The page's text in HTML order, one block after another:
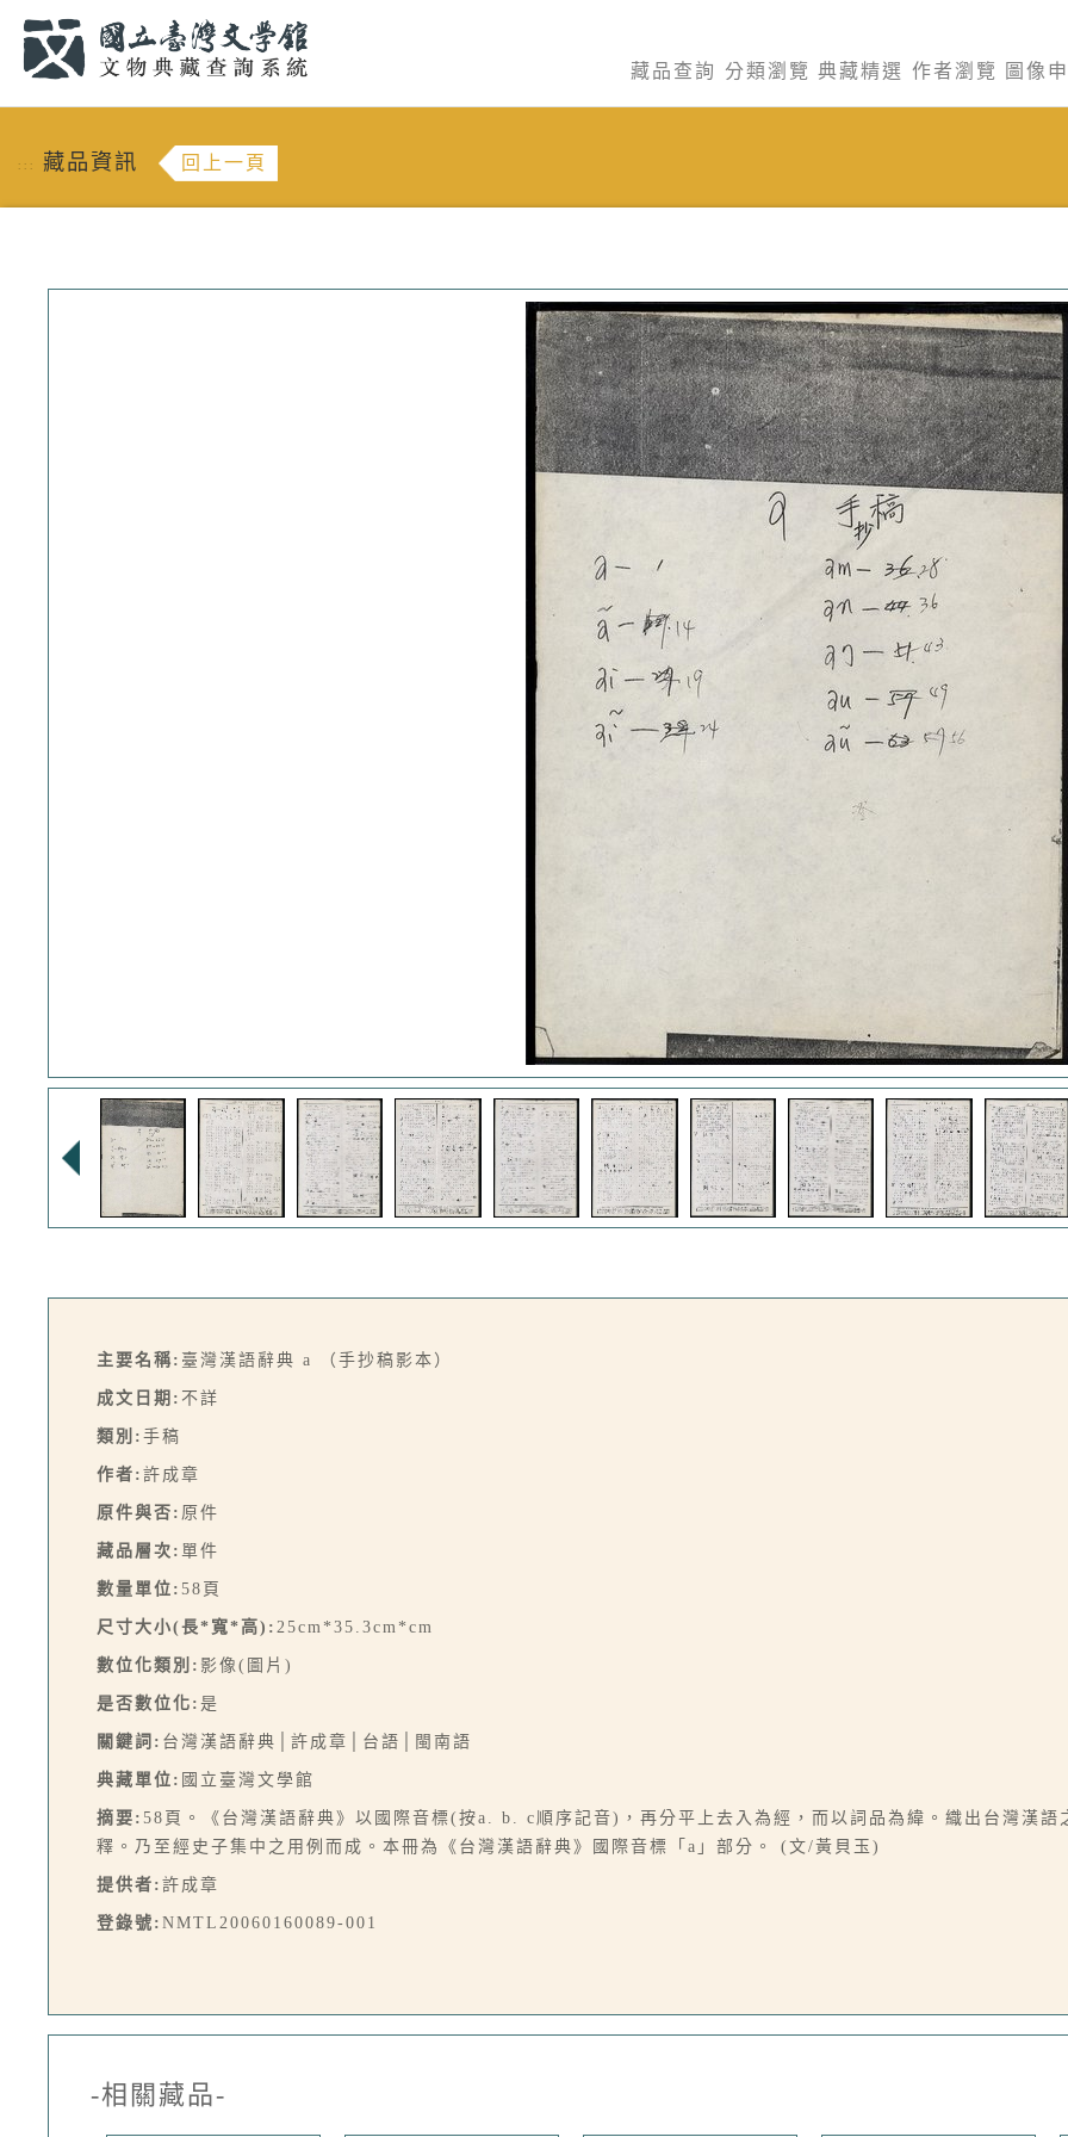
藏品查詢 分類瀏覽 典藏精選 作者瀏覽 圖像
::: 藏品資訊 回上一頁
主要名稱: 臺灣漢語辭典 a （手抄稿影本）
成文日期: 不詳
類別: 手稿
作者: 許成章
原件與否: 原件
藏品層次: 單件
數量單位: 58頁
尺寸大小(長*寬*高): 25cm*35.3cm*cm
數位化類別: 影像(圖片)
是否數位化: 是
關鍵詞: 台灣漢語辭典│許成章│台語│閩南語
典藏單位: 國立臺灣文學館
摘要: 58頁。《台灣漢語辭典》以國際音標(按a. b. c順序記音)，再分平上去入為經，而以詞品為緯。織出台灣漢
釋。乃至經史子集中之用例而成。本冊為《台灣漢語辭典》國際音標「a」部分。 (文/黃貝玉)
提供者: 許成章
登錄號: NMTL20060160089-001
-相關藏品-